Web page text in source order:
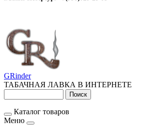
GRinder
ТАБАЧНАЯ ЛАВКА В ИНТЕРНЕТЕ
Каталог товаров
Меню